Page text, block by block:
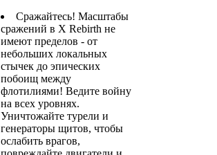
Сражайтесь! Масштабы
сражений в X Rebirth не
имеют пределов - от
небольших локальных
стычек до эпических
побоищ между
флотилиями! Ведите войну
на всех уровнях.
Уничтожайте турели и
генераторы щитов, чтобы
ослабить врагов,